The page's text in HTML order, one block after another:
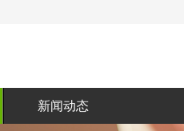
新闻动态